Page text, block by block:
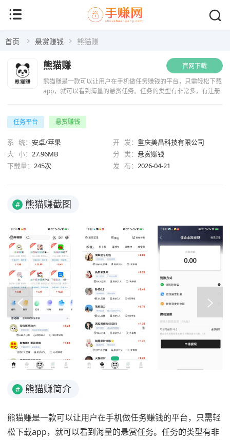
首页 悬赏赚钱 熊猫赚
官网下载
熊猫赚是一款可以让用户在手机做任务赚钱的平台，只需轻松下载
app，就可以看到海量的悬赏任务。任务的类型有非常多，有注册
熊猫赚
任务平台 悬赏赚钱
系 统： 安卓/苹果 开 发： 重庆美昌科技有限公司
大 小： 27.96MB 分 类： 悬赏赚钱
下载量： 245次 发 布： 2026-04-21
# 熊猫赚截图
# 熊猫赚简介
熊猫赚是一款可以让用户在手机做任务赚钱的平台，只需轻
松下载app，就可以看到海量的悬赏任务。任务的类型有非